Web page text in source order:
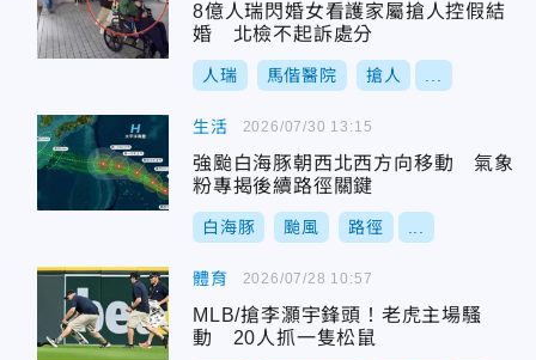
8億人瑞閃婚女看護家屬搶人控假結
婚 北檢不起訴處分
人瑞 馬偕醫院 搶人
生活
強颱白海豚朝西北西方向移動 氣象
粉專揭後續路徑關鍵
白海豚 颱風 路徑
2026/07/30 13:15
體育
MLB/搶李灝宇鋒頭！老虎主場騷
動 20人抓一隻松鼠
2026/07/28 10:57